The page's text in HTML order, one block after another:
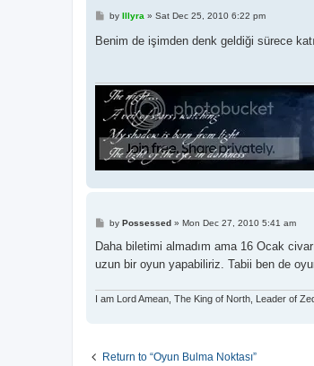
P
s
t
by Illyra» Sat Dec 25, 2010 6:22 pm
Benim de işimden denk geldiği sürece
P
s
by Possessed » Mon Dec 27, 2010 5:41 am
Daha biletimi almadım ama 16 Ocak
uzun bir oyun yapabiliriz. Tabii ben de
I am Lord Amean, The King of North, Leader of
Return to “Oyun Bulma Noktası”